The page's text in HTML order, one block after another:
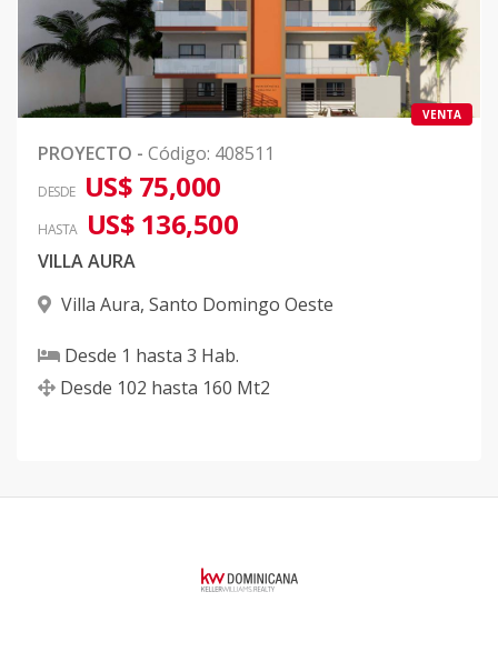
VENTA
PROYECTO - Código: 408511
DESDE US$ 75,000
HASTA US$ 136,500
VILLA AURA
Villa Aura, Santo Domingo Oeste
Desde 1 hasta 3 Hab.
Desde 102 hasta 160 Mt2